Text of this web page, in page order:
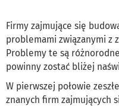
Firmy zajmujące się
problemami związanymi z
Problemy te są
powinny zostać bliżej
W pierwszej połowie
znanych firm zajmujących